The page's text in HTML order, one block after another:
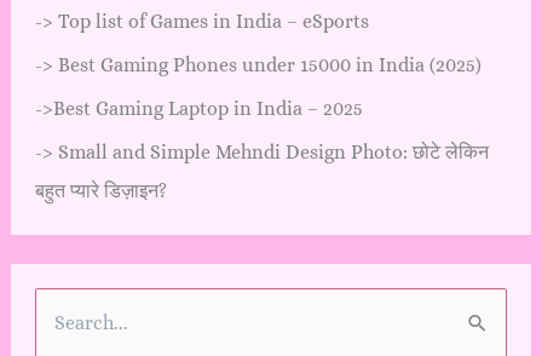
-> Top list of Games in India – eSports
-> Best Gaming Phones under 15000 in India (2025)
->Best Gaming Laptop in India – 2025
-> Small and Simple Mehndi Design Photo: छोटे लेकिन
बहुत प्यारे डिज़ाइन?